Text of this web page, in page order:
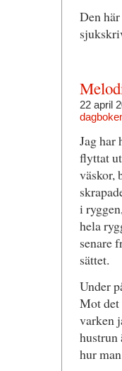
Den
22 april
Jag har
flyttat
väskor,
i
hela
senare
sättet.
Under
Mot det
varken
hustrun
hur